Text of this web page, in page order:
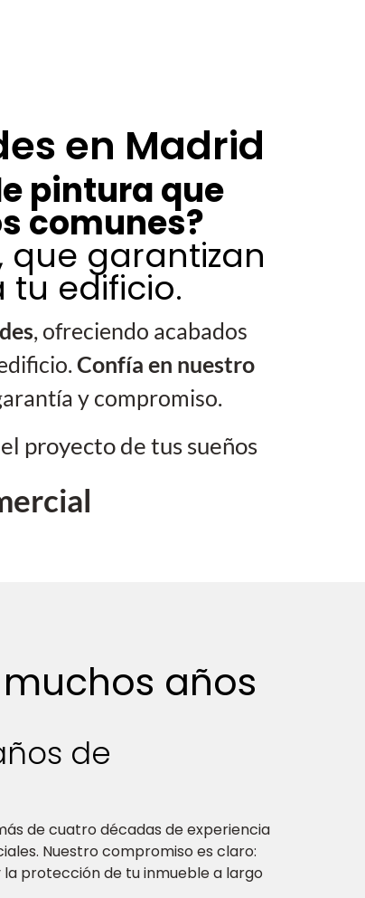
en Madrid
pintura que
comunes?
que garantizan
edificio.
, ofreciendo acabados
Confía en nuestro
y compromiso.
proyecto de tus sueños
años
de
de cuatro décadas de experiencia
Nuestro compromiso es claro:
protección de tu inmueble a largo